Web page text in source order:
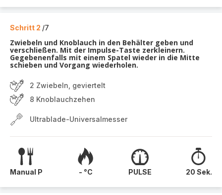
Schritt 2 /7
Zwiebeln und Knoblauch in den Behälter geben und
verschließen. Mit der Impulse-Taste zerkleinern.
Gegebenenfalls mit einem Spatel wieder in die Mitte
schieben und Vorgang wiederholen.
2 Zwiebeln, geviertelt
8 Knoblauchzehen
Ultrablade-Universalmesser
Manual P - °C PULSE 20 Sek.